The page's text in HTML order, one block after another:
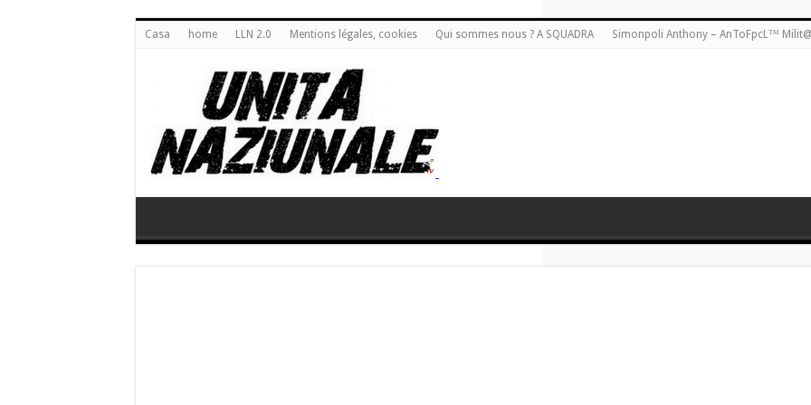
Casa home LLN 2.0 Mentions légales, cookies Qui sommes nous ? A SQUADRA Simonpoli Anthony – AnToFpcL™